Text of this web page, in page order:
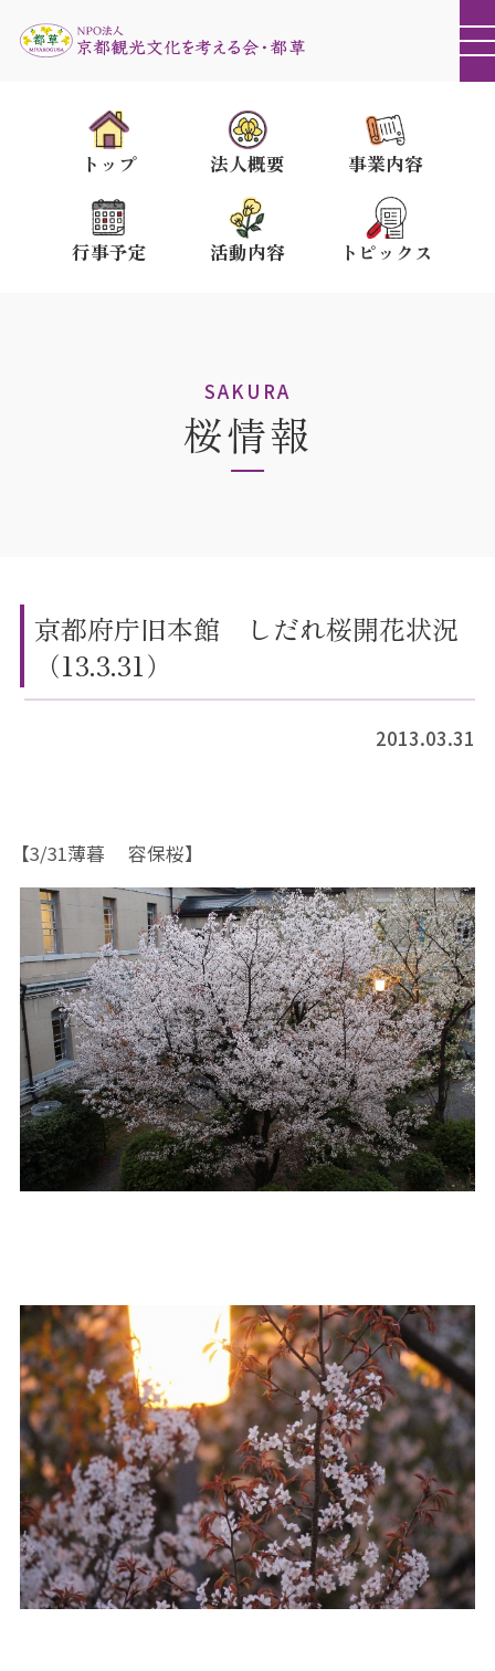
トップ 法人概要 事業内容
行事予定 活動内容 トピックス
SAKURA
桜情報
京都府庁旧本館 しだれ桜開花状況
（13.3.31）
2013.03.31
【3/31薄暮 容保桜】